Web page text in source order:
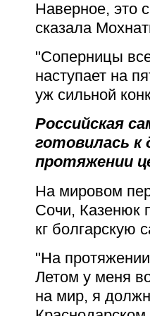
Наверное, это
сказала
"Соперницы
наступает на
уж сильной
Российская
готовилась к
протяжении
На мировом
Сочи, Казенюк
кг болгарскую
"На
Летом у меня
на мир, я